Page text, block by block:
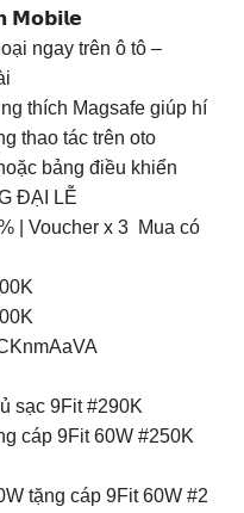
𝗠𝗼𝗯𝗶𝗹𝗲
ngay trên ô tô –
thích Magsafe giúp hí
thao tác trên oto
bảng điều khiển
ĐẠI LỄ
| Voucher x 3 Mua có
sạc 9Fit #290K
cáp 9Fit 60W #250K
tặng cáp 9Fit 60W #2